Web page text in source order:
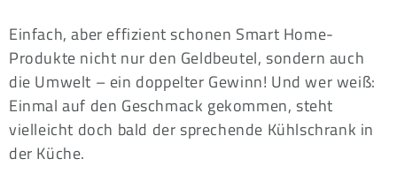
Einfach, aber effizient schonen Smart Home-
Produkte nicht nur den Geldbeutel, sondern auch
die Umwelt – ein doppelter Gewinn! Und wer weiß:
Einmal auf den Geschmack gekommen, steht
vielleicht doch bald der sprechende Kühlschrank in
der Küche.